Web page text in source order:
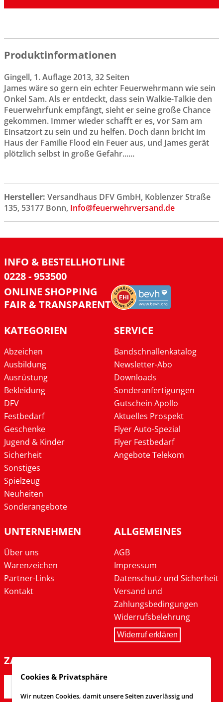
Produktinformationen
Gingell, 1. Auflage 2013, 32 Seiten
James wäre so gern ein echter Feuerwehrmann wie sein
Onkel Sam. Als er entdeckt, dass sein Walkie-Talkie den
Feuerwehrfunk empfängt, sieht er seine große Chance
gekommen. Immer wieder schafft er es, vor Sam am
Einsatzort zu sein und zu helfen. Doch dann bricht im
Haus der Familie Flood ein Feuer aus, und James gerät
plötzlich selbst in große Gefahr......
Hersteller: Versandhaus DFV GmbH, Koblenzer Straße
135, 53177 Bonn, Info@feuerwehrversand.de
INFO & BESTELLHOTLINE
0228 - 953500
ONLINE SHOPPING
FAIR & TRANSPARENT
KATEGORIEN
Abzeichen
Ausbildung
Ausrüstung
Bekleidung
DFV
Festbedarf
Geschenke
Jugend & Kinder
Sicherheit
Sonstiges
Spielzeug
Neuheiten
Sonderangebote
SERVICE
Bandschnallenkatalog
Newsletter-Abo
Downloads
Sonderanfertigungen
Gutschein Apollo
Aktuelles Prospekt
Flyer Auto-Spezial
Flyer Festbedarf
Angebote Telekom
UNTERNEHMEN
Über uns
Warenzeichen
Partner-Links
Kontakt
ALLGEMEINES
AGB
Impressum
Datenschutz und Sicherheit
Versand und
Zahlungsbedingungen
Widerrufsbelehrung
Widerruf erklären
ZAHLARTEN
Cookies & Privatsphäre
Wir nutzen Cookies, damit unsere Seiten zuverlässig und